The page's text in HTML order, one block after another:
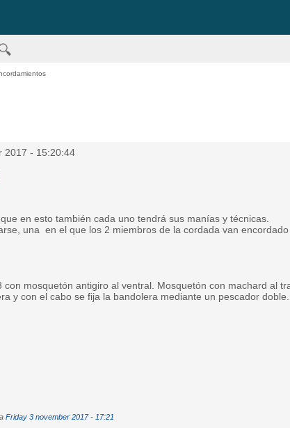
2017 - 15:20:44
en esto también cada uno tendrá sus manías y técnicas.
una en el que los 2 miembros de la cordada van
mosquetón antigiro al ventral. Mosquetón con machard al
y con el cabo se fija la bandolera mediante un pescador
Friday 3 november 2017 - 17:21